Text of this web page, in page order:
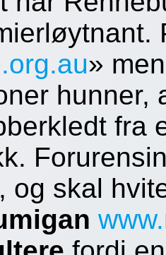
»
hunner,
fra
og skal